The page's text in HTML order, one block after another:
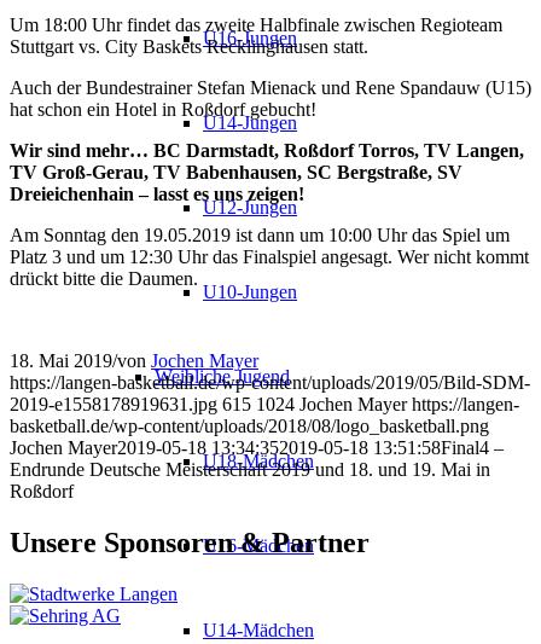
U16-Jungen
U14-Jungen
U12-Jungen
U10-Jungen
Weibliche Jugend
U18-Mädchen
U16-Mädchen
U14-Mädchen
Um 18:00 Uhr findet das zweite Halbfinale zwischen Regioteam
Stuttgart vs. City Baskets Recklinghausen statt.
Auch der Bundestrainer Stefan Mienack und Rene Spandauw (U15)
hat schon ein Hotel in Roßdorf gebucht!
Wir sind mehr… BC Darmstadt, Roßdorf Torros, TV Langen,
TV Groß-Gerau, TV Babenhausen, SC Bergstraße, SV
Dreieichenhain – lasst es uns zeigen!
Am Sonntag den 19.05.2019 ist dann um 10:00 Uhr das Spiel um
Platz 3 und um 12:30 Uhr das Finalspiel angesagt. Wer nicht kommt
drückt bitte die Daumen.
18. Mai 2019/von Jochen Mayer
https://langen-basketball.de/wp-content/uploads/2019/05/Bild-SDM-
2019-e1558178919631.jpg 615 1024 Jochen Mayer https://langen-
basketball.de/wp-content/uploads/2018/08/logo_basketball.png
Jochen Mayer2019-05-18 13:34:352019-05-18 13:51:58Final4 –
Endrunde Deutsche Meisterschaft 2019 und 18. und 19. Mai in
Roßdorf
Unsere Sponsoren & Partner